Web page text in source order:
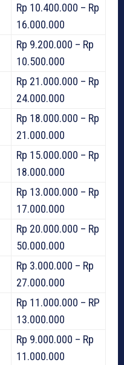
Rp 10.400.000 – Rp
16.000.000
Rp 9.200.000 – Rp
10.500.000
Rp 21.000.000 – Rp
24.000.000
Rp 18.000.000 – Rp
21.000.000
Rp 15.000.000 – Rp
18.000.000
Rp 13.000.000 – Rp
17.000.000
Rp 20.000.000 – Rp
50.000.000
Rp 3.000.000 – Rp
27.000.000
Rp 11.000.000 – RP
13.000.000
Rp 9.000.000 – Rp
11.000.000